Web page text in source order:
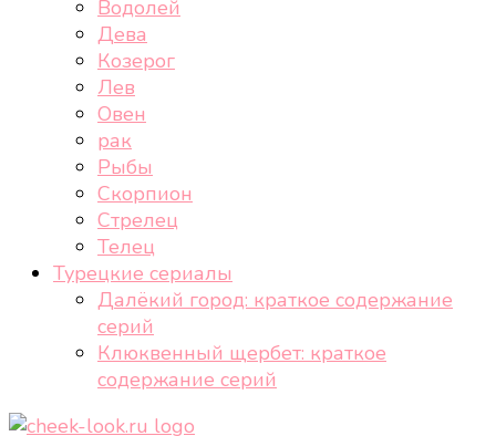
Водолей
Дева
Козерог
Лев
Овен
рак
Рыбы
Скорпион
Стрелец
Телец
Турецкие сериалы
Далёкий город: краткое содержание
серий
Клюквенный щербет: краткое
содержание серий